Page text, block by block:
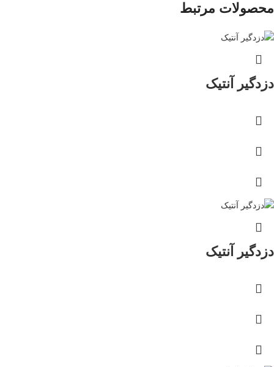
محصولات مرتبط
دزدگیر آنتیک
دزدگیر آنتیک